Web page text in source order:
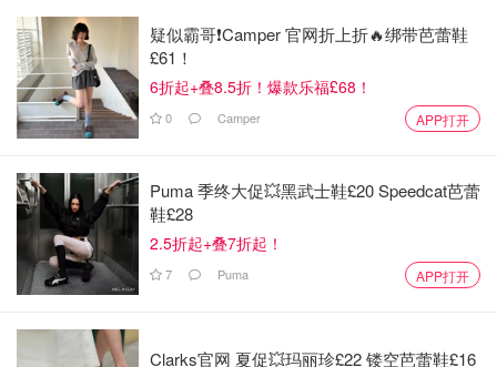
疑似霸哥❗️Camper 官网折上折🔥绑带芭蕾鞋
£61！
6折起+叠8.5折！爆款乐福£68！
0 Camper APP打开
Puma 季终大促💥黑武士鞋£20 Speedcat芭蕾
鞋£28
2.5折起+叠7折起！
7 Puma APP打开
Clarks官网 夏促💥玛丽珍£22 镂空芭蕾鞋£16